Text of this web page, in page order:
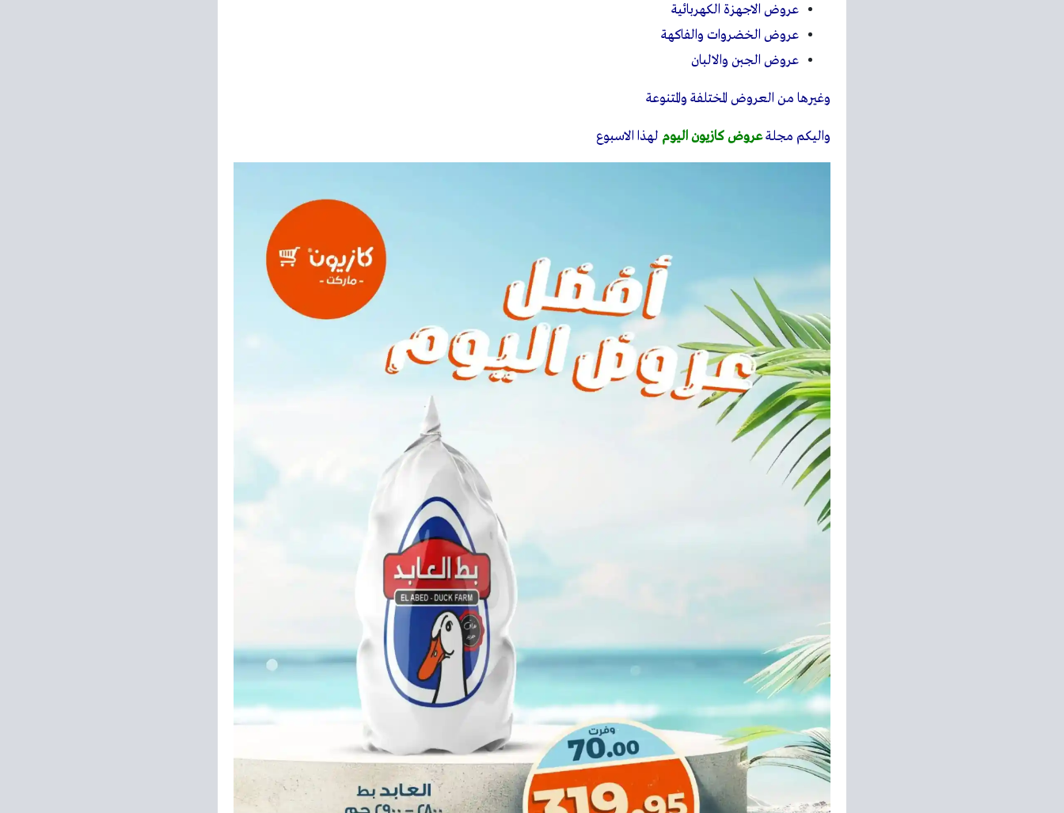
عروض الاجهزة الكهربائية
عروض الخضروات والفاكهة
عروض الجبن والالبان
وغيرها من العروض المختلفة والمتنوعة
واليكم مجلةعروض كازيون اليوم لهذا الاسبوع